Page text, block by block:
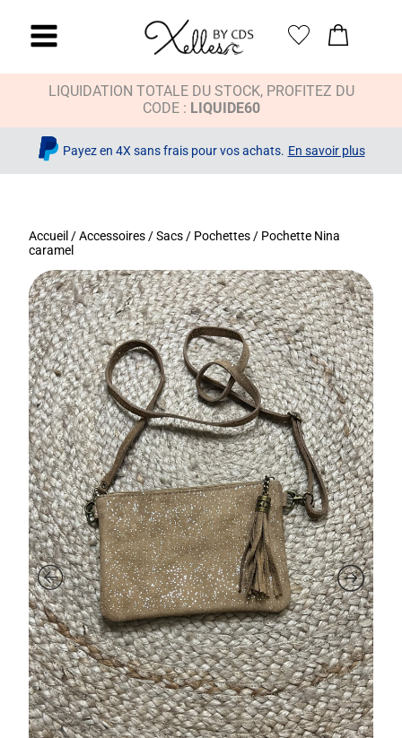
LIQUIDATION TOTALE DU STOCK, PROFITEZ DU
CODE : LIQUIDE60
Payez en 4X sans frais pour vos achats. En savoir plus
Accueil /Accessoires /Sacs / Pochettes / Pochette Nina
caramel